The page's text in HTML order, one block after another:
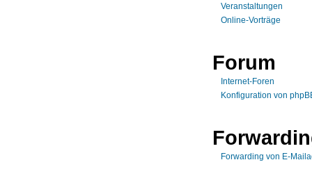
Veranstaltungen
Online-Vorträge
Forum
Internet-Foren
Konfiguration von
Forwarding von E-